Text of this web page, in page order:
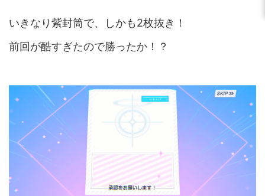
いきなり紫封筒で、しかも2枚抜き！
前回が酷すぎたので勝ったか！？